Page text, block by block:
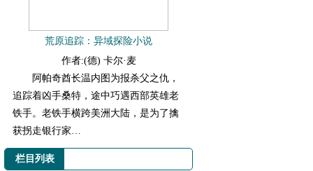
荒原追踪：异域探险小说
作者:(德) 卡尔·麦
阿帕奇酋长温内图为报杀父之仇，
追踪着凶手桑特，途中巧遇西部英雄老
铁手。老铁手横跨美洲大陆，是为了擒
获拐走银行家…
栏目列表